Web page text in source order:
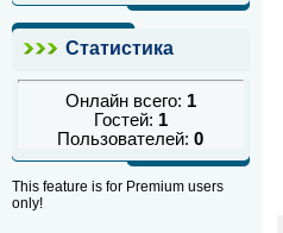
Статистика
Онлайн всего: 1
Гостей: 1
Пользователей:0
This feature is for Premium users
only!